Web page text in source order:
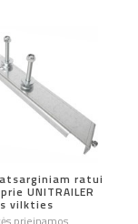
ratui
UNITRAILER
vilkties